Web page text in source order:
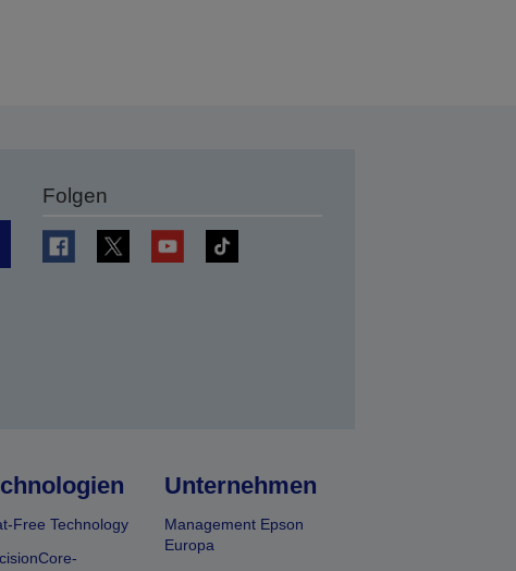
Folgen
Free Technology
Unternehmen
Management Epson
Europa